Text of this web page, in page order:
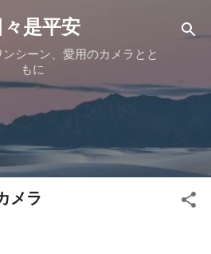
メイン コンテンツに移動
々是平安
シーン、愛用のカメラとと
もに
メラ